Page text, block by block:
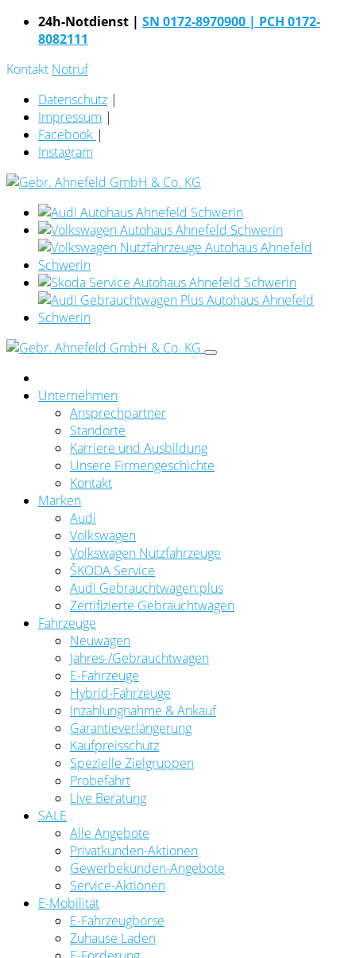
24h-Notdienst | SN 0172-8970900 | PCH 0172-
8082111
Kontakt Notruf
Datenschutz |
Impressum |
Facebook |
Instagram
Unternehmen
Ansprechpartner
Standorte
Karriere und Ausbildung
Unsere Firmengeschichte
Kontakt
Marken
Audi
Volkswagen
Volkswagen Nutzfahrzeuge
ŠKODA Service
Audi Gebrauchtwagen:plus
Zertifizierte Gebrauchtwagen
Fahrzeuge
Neuwagen
Jahres-/Gebrauchtwagen
E-Fahrzeuge
Hybrid-Fahrzeuge
Inzahlungnahme & Ankauf
Garantieverlängerung
Kaufpreisschutz
Spezielle Zielgruppen
Probefahrt
Live Beratung
SALE
Alle Angebote
Privatkunden-Aktionen
Gewerbekunden-Angebote
Service-Aktionen
E-Mobilität
E-Fahrzeugbörse
Zuhause Laden